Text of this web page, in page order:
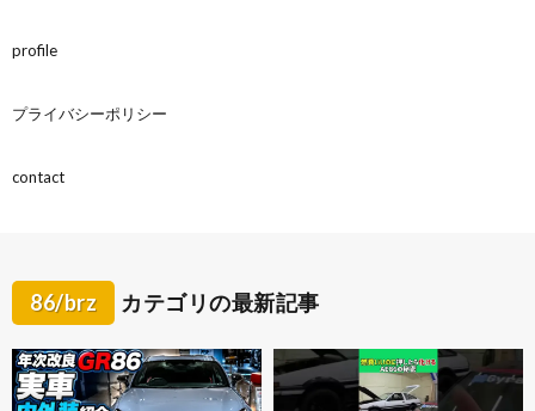
profile
プライバシーポリシー
contact
86/brz カテゴリの最新記事